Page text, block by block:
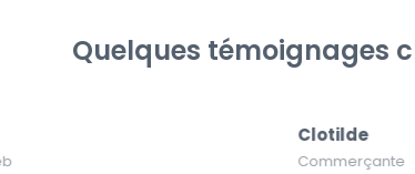
Quelques témoignages
Clotilde
Commerçante